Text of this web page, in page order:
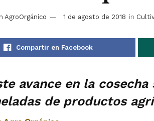
AgroOrgánico 1 de agosto de 2018 in
Compartir en Facebook
avance en la
de productos